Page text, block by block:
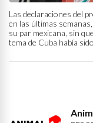
Las declaraciones del
en las últimas
su par mexicana, sin
tema de Cuba había